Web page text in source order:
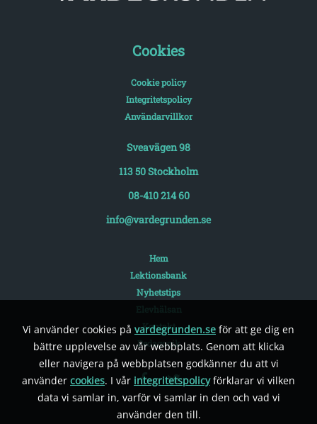
Vi använder cookies på vardegrunden.se för att ge dig en
bättre upplevelse av vår webbplats. Genom att klicka
eller navigera på webbplatsen godkänner du att vi
använder cookies. I vår integritetspolicyförklarar vi vilken
data vi samlar in, varför vi samlar in den och vad vi
använder den till.
Cookies
Cookie policy
Integritetspolicy
Användarvillkor
Sveavägen 98
113 50 Stockholm
08-410 214 60
info@vardegrunden.se
Hem
Lektionsbank
Nyhetstips
Kontakt
Pedagogik